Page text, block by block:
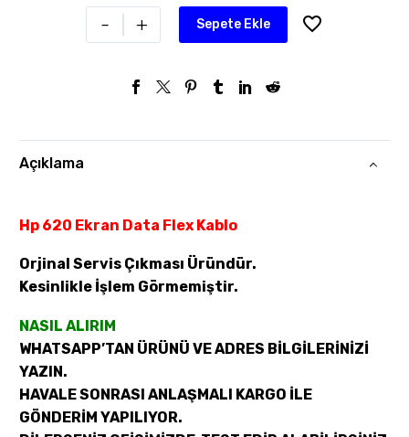
- + Sepete Ekle
Açıklama
Hp 620 Ekran Data Flex Kablo
Orjinal Servis Çıkması Üründür.
Kesinlikle İşlem Görmemiştir.
NASIL ALIRIM
WHATSAPP’TAN ÜRÜNÜ VE ADRES BİLGİLERİNİZİ
YAZIN.
HAVALE SONRASI ANLAŞMALI KARGO İLE
GÖNDERİM YAPILIYOR.